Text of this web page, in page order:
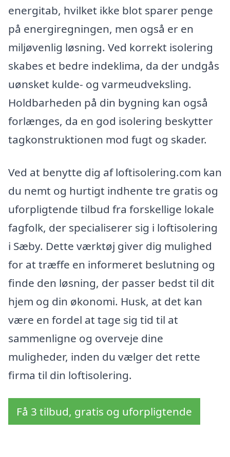
energitab, hvilket ikke blot sparer penge
på energiregningen, men også er en
miljøvenlig løsning. Ved korrekt isolering
skabes et bedre indeklima, da der undgås
uønsket kulde- og varmeudveksling.
Holdbarheden på din bygning kan også
forlænges, da en god isolering beskytter
tagkonstruktionen mod fugt og skader.
Ved at benytte dig af loftisolering.com kan
du nemt og hurtigt indhente tre gratis og
uforpligtende tilbud fra forskellige lokale
fagfolk, der specialiserer sig i loftisolering
i Sæby. Dette værktøj giver dig mulighed
for at træffe en informeret beslutning og
finde den løsning, der passer bedst til dit
hjem og din økonomi. Husk, at det kan
være en fordel at tage sig tid til at
sammenligne og overveje dine
muligheder, inden du vælger det rette
firma til din loftisolering.
Få 3 tilbud, gratis og uforpligtende